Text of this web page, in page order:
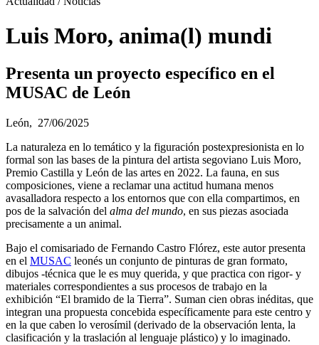
Luis Moro, anima(l) mundi
Presenta un proyecto específico en el
MUSAC de León
León, 27/06/2025
La naturaleza en lo temático y la figuración postexpresionista en lo
formal son las bases de la pintura del artista segoviano Luis Moro,
Premio Castilla y León de las artes en 2022. La fauna, en sus
composiciones, viene a reclamar una actitud humana menos
avasalladora respecto a los entornos que con ella compartimos, en
pos de la salvación del alma del mundo, en sus piezas asociada
precisamente a un animal.
Bajo el comisariado de Fernando Castro Flórez, este autor presenta
en el MUSAC leonés un conjunto de pinturas de gran formato,
dibujos -técnica que le es muy querida, y que practica con rigor- y
materiales correspondientes a sus procesos de trabajo en la
exhibición “El bramido de la Tierra”. Suman cien obras inéditas, que
integran una propuesta concebida específicamente para este centro y
en la que caben lo verosímil (derivado de la observación lenta, la
clasificación y la traslación al lenguaje plástico) y lo imaginado.